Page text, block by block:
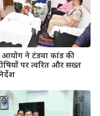
ने टंडवा कांड की
पर त्वरित और सख्त